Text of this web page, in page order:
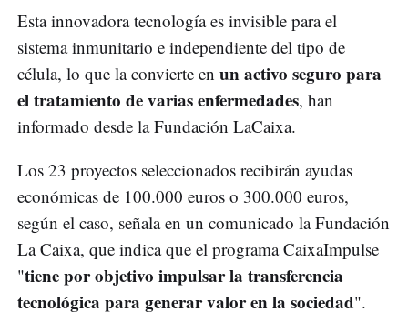
Esta innovadora tecnología es invisible para el
sistema inmunitario e independiente del tipo de
célula, lo que la convierte en un activo seguro para
el tratamiento de varias enfermedades, han
informado desde la Fundación LaCaixa.
Los 23 proyectos seleccionados recibirán ayudas
económicas de 100.000 euros o 300.000 euros,
según el caso, señala en un comunicado la Fundación
La Caixa, que indica que el programa CaixaImpulse
"tiene por objetivo impulsar la transferencia
tecnológica para generar valor en la sociedad".